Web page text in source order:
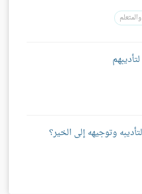
وتوجيهه إلى الخير؟